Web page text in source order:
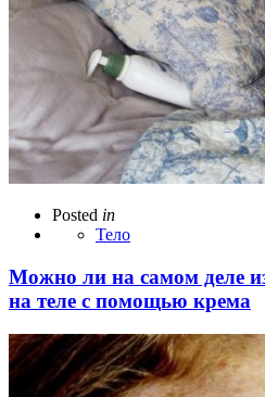
Posted in
Тело
Можно ли на самом деле
на теле с помощью крема